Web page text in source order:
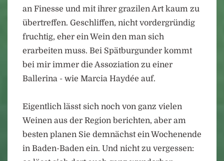
an Finesse und mit ihrer grazilen Art kaum zu
übertreffen. Geschliffen, nicht vordergründig
fruchtig, eher ein Wein den man sich
erarbeiten muss. Bei Spätburgunder kommt
bei mir immer die Assoziation zu einer
Ballerina - wie Marcia Haydée auf.
Eigentlich lässt sich noch von ganz vielen
Weinen aus der Region berichten, aber am
besten planen Sie demnächst ein Wochenende
in Baden-Baden ein. Und nicht zu vergessen: